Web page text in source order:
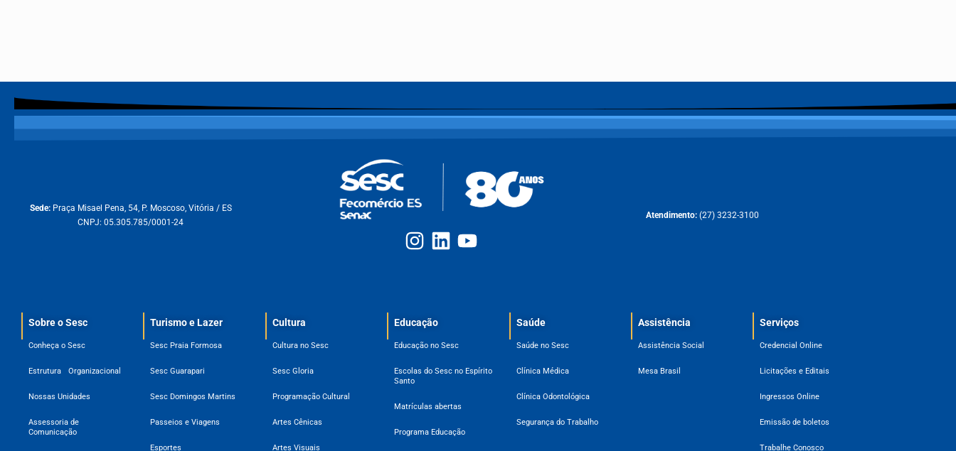
Sede: Praça Misael Pena, 54, P. Moscoso, Vitória / ES
CNPJ: 05.305.785/0001-24
Atendimento: (27) 3232-3100
Sobre o Sesc​
Conheça o Sesc
Estrutura Organizacional
Nossas Unidades
Assessoria de
Comunicação
Turismo e Lazer
Sesc Praia Formosa
Sesc Guarapari
Sesc Domingos Martins
Passeios e Viagens
Esportes
Cultura
Cultura no Sesc
Sesc Gloria
Programação Cultural
Artes Cênicas
Artes Visuais
Educação
Educação no Sesc
Escolas do Sesc no Espírito
Santo
Matrículas abertas
Programa Educação
Saúde
Saúde no Sesc
Clínica Médica
Clínica Odontológica
Segurança do Trabalho
Assistência
Assistência Social
Mesa Brasil
Serviços
Credencial Online
Licitações e Editais
Ingressos Online
Emissão de boletos
Trabalhe Conosco